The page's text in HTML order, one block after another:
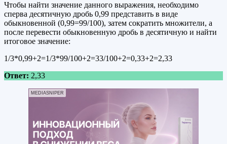
Чтобы найти значение данного выражения, необходимо
сперва десятичную дробь 0,99 представить в виде
обыкновенной (0,99=99/100), затем сократить множители, а
после перевести обыкновенную дробь в десятичную и найти
итоговое значение:
1/3*0,99+2=1/3*99/100+2=33/100+2=0,33+2=2,33
Ответ: 2,33
MEDIASNIPER